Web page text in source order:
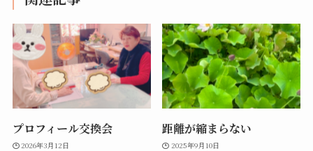
プロフィール交換会
2026年3月12日
距離が縮まらない
2025年9月10日